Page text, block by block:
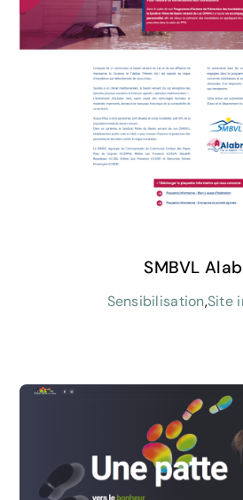
SMBVL
Sensibilisation,Site